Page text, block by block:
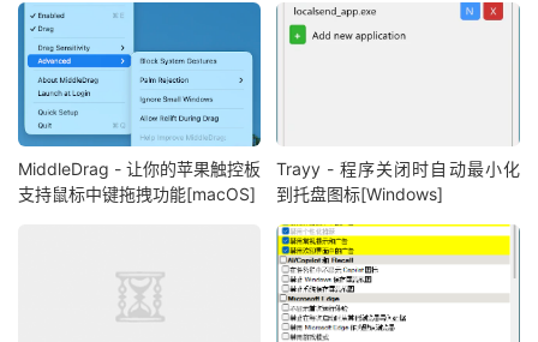
MiddleDrag - 让你的苹果触控板
支持鼠标中键拖拽功能[macOS]
Trayy - 程序关闭时自动最小化
到托盘图标[Windows]